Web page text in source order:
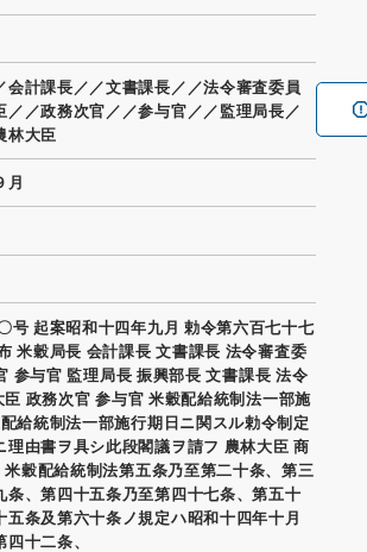
計課長／／文書課長／／法令審査委員
／／政務次官／／参与官／／監理局長／
林大臣
月
号 起案昭和十四年九月 勅令第六百七十七
米穀局長 会計課長 文書課長 法令審査委
参与官 監理局長 振興部長 文書課長 法令
政務次官 参与官 米穀配給統制法一部施
給統制法一部施行期日ニ関スル勅令制定
理由書ヲ具シ此段閣議ヲ請フ 農林大臣 商
穀配給統制法第五条乃至第二十条、第三
、第四十五条乃至第四十七条、第五十
条及第六十条ノ規定ハ昭和十四年十月
十二条、